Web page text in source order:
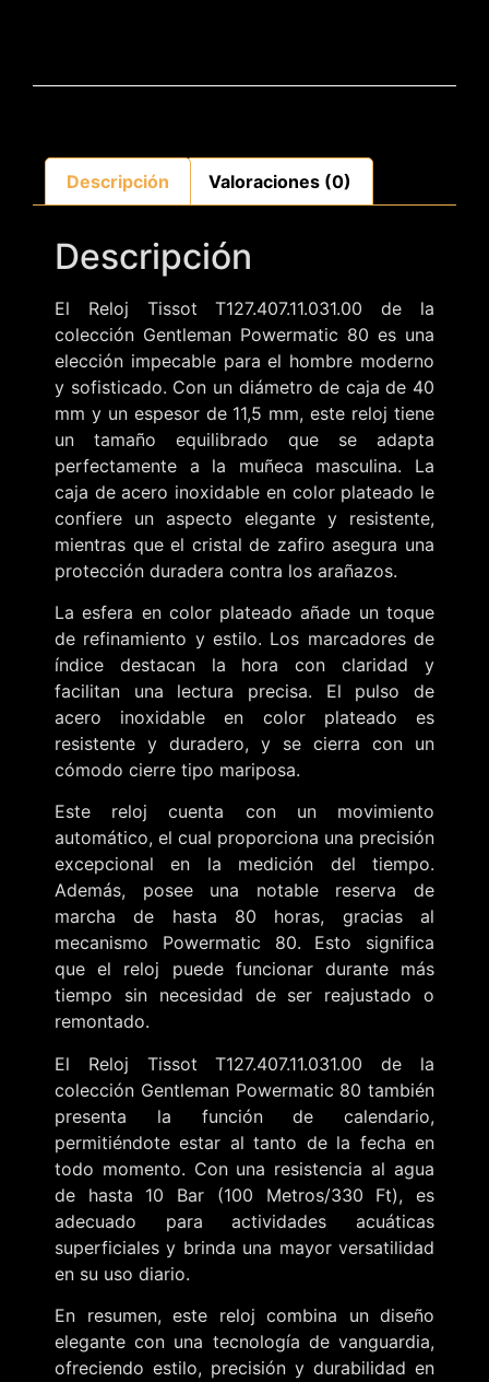
Descripción Valoraciones (0)
Descripción
El Reloj Tissot T127.407.11.031.00 de la
colección Gentleman Powermatic 80 es una
elección impecable para el hombre moderno
y sofisticado. Con un diámetro de caja de 40
mm y un espesor de 11,5 mm, este reloj tiene
un tamaño equilibrado que se adapta
perfectamente a la muñeca masculina. La
caja de acero inoxidable en color plateado le
confiere un aspecto elegante y resistente,
mientras que el cristal de zafiro asegura una
protección duradera contra los arañazos.
La esfera en color plateado añade un toque
de refinamiento y estilo. Los marcadores de
índice destacan la hora con claridad y
facilitan una lectura precisa. El pulso de
acero inoxidable en color plateado es
resistente y duradero, y se cierra con un
cómodo cierre tipo mariposa.
Este reloj cuenta con un movimiento
automático, el cual proporciona una precisión
excepcional en la medición del tiempo.
Además, posee una notable reserva de
marcha de hasta 80 horas, gracias al
mecanismo Powermatic 80. Esto significa
que el reloj puede funcionar durante más
tiempo sin necesidad de ser reajustado o
remontado.
El Reloj Tissot T127.407.11.031.00 de la
colección Gentleman Powermatic 80 también
presenta la función de calendario,
permitiéndote estar al tanto de la fecha en
todo momento. Con una resistencia al agua
de hasta 10 Bar (100 Metros/330 Ft), es
adecuado para actividades acuáticas
superficiales y brinda una mayor versatilidad
en su uso diario.
En resumen, este reloj combina un diseño
elegante con una tecnología de vanguardia,
ofreciendo estilo, precisión y durabilidad en